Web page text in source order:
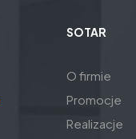
SOTAR
O firmie
Promocje
Realizacje